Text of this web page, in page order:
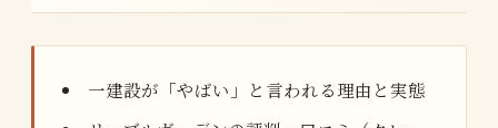
一建設が「やばい」と言われる理由と実態